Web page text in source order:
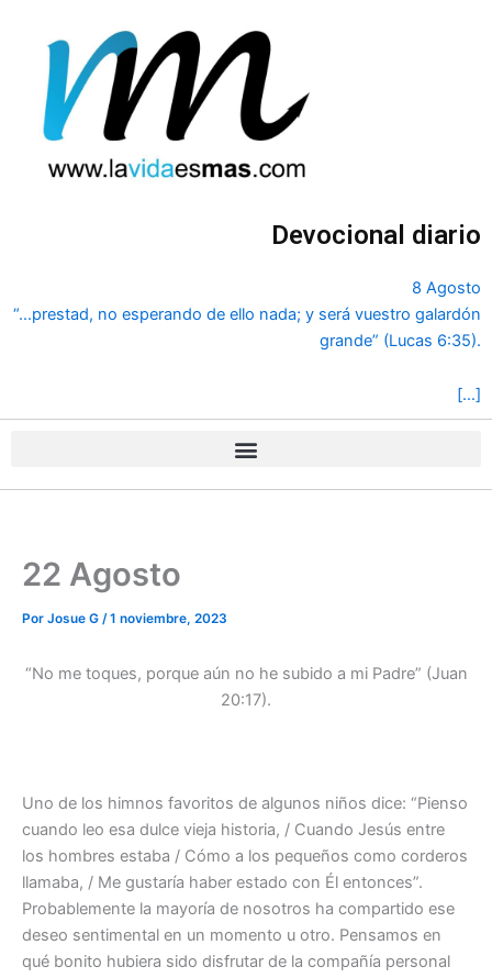
contenido
Devocional diario
8 Agosto
“...prestad, no esperando de ello nada; y será vuestro galardón
grande” (Lucas 6:35).
[…]
22 Agosto
Por Josue G /1 noviembre, 2023
“No me toques, porque aún no he subido a mi Padre” (Juan
20:17).
Uno de los himnos favoritos de algunos niños dice: “Pienso
cuando leo esa dulce vieja historia, / Cuando Jesús entre
los hombres estaba / Cómo a los pequeños como corderos
llamaba, / Me gustaría haber estado con Él entonces”.
Probablemente la mayoría de nosotros ha compartido ese
deseo sentimental en un momento u otro. Pensamos en
qué bonito hubiera sido disfrutar de la compañía personal